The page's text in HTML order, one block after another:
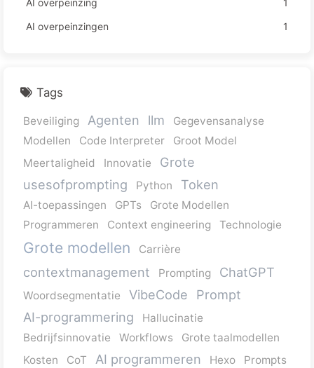
AI overpeinzingen
1
Tags
Beveiliging Agenten llm
Gegevensanalyse
Modellen
Code Interpreter
Groot Model
Meertaligheid
Innovatie
Grote
usesofprompting
Python Token
AI-toepassingen GPTs
Grote Modellen
Programmeren
Context engineering Technologie
Grote modellen Carrière
contextmanagement Prompting ChatGPT
Woordsegmentatie VibeCode
Prompt
AI-programmering
Hallucinatie
Bedrijfsinnovatie
Workflows
Grote taalmodellen
Kosten
CoT AI programmeren Hexo
Prompts